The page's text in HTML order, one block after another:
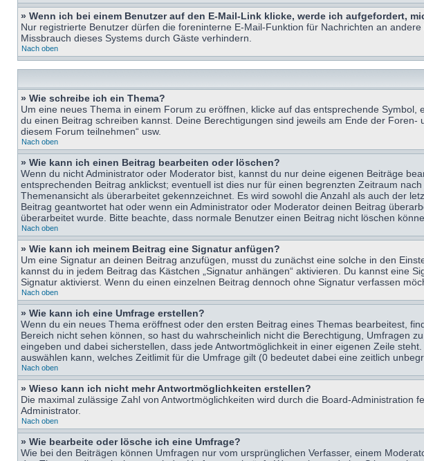
» Wenn ich bei einem Benutzer auf den E-Mail-Link klicke, werde ich aufgefordert,
Nur registrierte Benutzer dürfen die foreninterne E-Mail-Funktion für Nachrichten an
Missbrauch dieses Systems durch Gäste verhindern.
Nach oben
» Wie schreibe ich ein Thema?
Um eine neues Thema in einem Forum zu eröffnen, klicke auf das entsprechende
du einen Beitrag schreiben kannst. Deine Berechtigungen sind jeweils am Ende der
diesem Forum teilnehmen“ usw.
Nach oben
» Wie kann ich einen Beitrag bearbeiten oder löschen?
Wenn du nicht Administrator oder Moderator bist, kannst du nur deine eigenen Beiträge
entsprechenden Beitrag anklickst; eventuell ist dies nur für einen begrenzten Zeitraum
Themenansicht als überarbeitet gekennzeichnet. Es wird sowohl die Anzahl als auch der
Beitrag geantwortet hat oder wenn ein Administrator oder Moderator deinen Beitrag
überarbeitet wurde. Bitte beachte, dass normale Benutzer einen Beitrag nicht löschen
Nach oben
» Wie kann ich meinem Beitrag eine Signatur anfügen?
Um eine Signatur an deinen Beitrag anzufügen, musst du zunächst eine solche in den
kannst du in jedem Beitrag das Kästchen „Signatur anhängen“ aktivieren. Du kannst eine
Signatur aktivierst. Wenn du einen einzelnen Beitrag dennoch ohne Signatur verfassen
Nach oben
» Wie kann ich eine Umfrage erstellen?
Wenn du ein neues Thema eröffnest oder den ersten Beitrag eines Themas bearbeitest,
Bereich nicht sehen können, so hast du wahrscheinlich nicht die Berechtigung, Umfragen
eingeben und dabei sicherstellen, dass jede Antwortmöglichkeit in einer eigenen Zeile
auswählen kann, welches Zeitlimit für die Umfrage gilt (0 bedeutet dabei eine zeitlich
Nach oben
» Wieso kann ich nicht mehr Antwortmöglichkeiten erstellen?
Die maximal zulässige Zahl von Antwortmöglichkeiten wird durch die Board-
Administrator.
Nach oben
» Wie bearbeite oder lösche ich eine Umfrage?
Wie bei den Beiträgen können Umfragen nur vom ursprünglichen Verfasser, einem